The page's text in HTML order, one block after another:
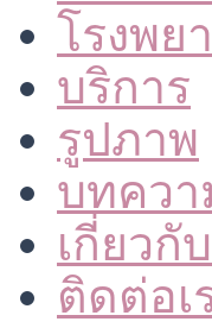
โรงพย
บริการ
รูปภาพ
บทควา
เกี่ยวกั
ติดต่อเ